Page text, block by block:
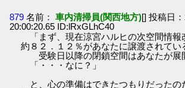
879 名前： 車内清掃員(関西地方)[] 投稿日
20:00:20.65 ID:lRxGLhC40
「まず、現在涼宮ハルヒの次空間情報
約８２．１２％があなたに譲渡されてい
受験日以降の閉鎖空間はあなたが展
「・・・なに？」
と、心の準備はできたつもりだったの